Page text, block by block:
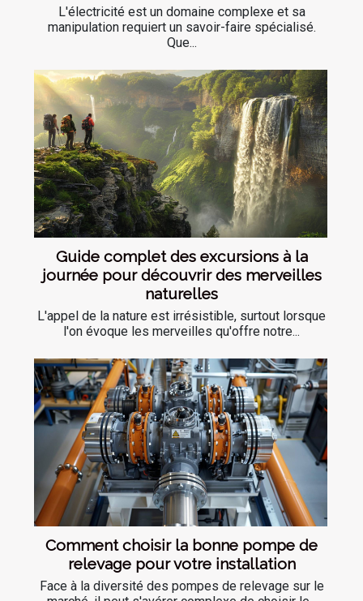
L'électricité est un domaine complexe et sa
manipulation requiert un savoir-faire spécialisé.
Que...
Guide complet des excursions à la
journée pour découvrir des merveilles
naturelles
L'appel de la nature est irrésistible, surtout lorsque
l'on évoque les merveilles qu'offre notre...
Comment choisir la bonne pompe de
relevage pour votre installation
Face à la diversité des pompes de relevage sur le